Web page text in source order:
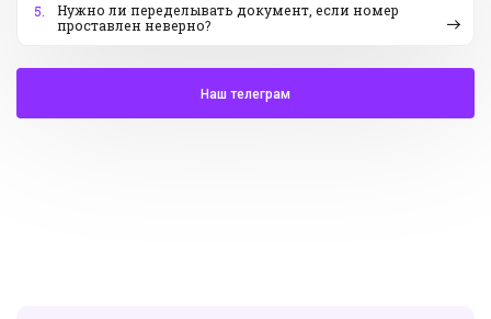
5.
Нужно ли переделывать документ, если номер
проставлен неверно?
Наш телеграм